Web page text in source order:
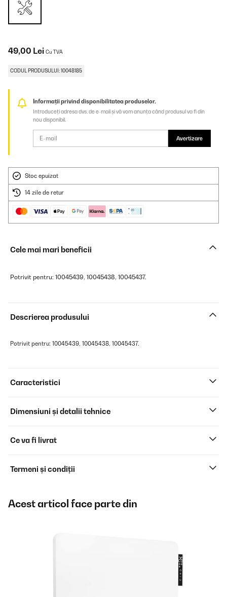
49,00 Lei Cu TVA
CODUL PRODUSULUI: 10048185
Informații privind disponibilitatea produselor.
Introduceți adresa dvs. de e-mail și vă vom anunța când produsul va fi din
nou disponibil.
Avertizare
Stoc epuizat
14 zile de retur
Cele mai mari beneficii
Potrivit pentru: 10045439, 10045438, 10045437.
Descrierea produsului
Potrivit pentru: 10045439, 10045438, 10045437.
Caracteristici
Dimensiuni și detalii tehnice
Ce va fi livrat
Termeni și condiții
Acest articol face parte din